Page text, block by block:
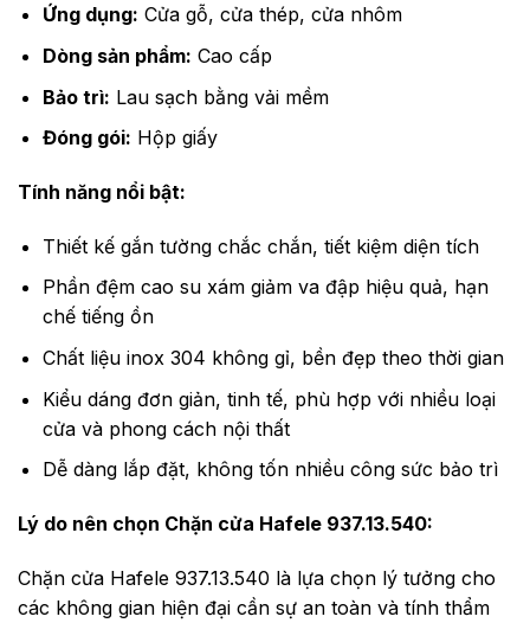
Ứng dụng: Cửa gỗ, cửa thép, cửa nhôm
Dòng sản phẩm: Cao cấp
Bảo trì: Lau sạch bằng vải mềm
Đóng gói: Hộp giấy
Tính năng nổi bật:
Thiết kế gắn tường chắc chắn, tiết kiệm diện tích
Phần đệm cao su xám giảm va đập hiệu quả, hạn
chế tiếng ồn
Chất liệu inox 304 không gỉ, bền đẹp theo thời gian
Kiểu dáng đơn giản, tinh tế, phù hợp với nhiều loại
cửa và phong cách nội thất
Dễ dàng lắp đặt, không tốn nhiều công sức bảo trì
Lý do nên chọn Chặn cửa Hafele 937.13.540:
Chặn cửa Hafele 937.13.540 là lựa chọn lý tưởng cho
các không gian hiện đại cần sự an toàn và tính thẩm